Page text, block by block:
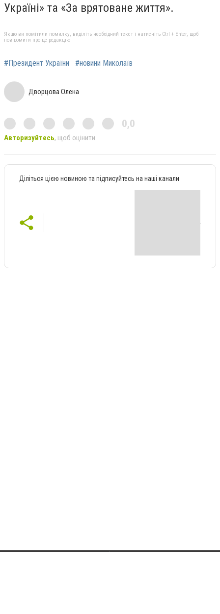
Україні» та «За врятоване життя».
Якщо ви помітили помилку, виділіть необхідний текст і натисніть Ctrl + Enter, щоб
повідомити про це редакцію
#Президент України #новини Миколаїв
Дворцова Олена
0,0
Авторизуйтесь, щоб оцінити
Діліться цією новиною та підписуйтесь на наші канали